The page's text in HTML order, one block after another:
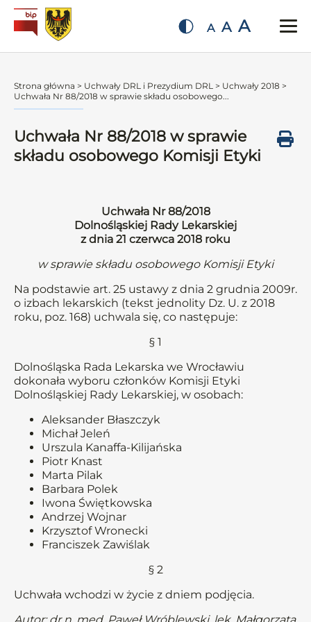
A A A
Strona główna > Uchwały DRL i Prezydium DRL > Uchwały 2018 >
Uchwała Nr 88/2018 w sprawie składu osobowego...
Uchwała Nr 88/2018 w sprawie
składu osobowego Komisji Etyki
Uchwała Nr 88/2018
Dolnośląskiej Rady Lekarskiej
z dnia 21 czerwca 2018 roku
w sprawie składu osobowego Komisji Etyki
Na podstawie art. 25 ustawy z dnia 2 grudnia 2009r.
o izbach lekarskich (tekst jednolity Dz. U. z 2018
roku, poz. 168) uchwala się, co następuje:
§ 1
Dolnośląska Rada Lekarska we Wrocławiu
dokonała wyboru członków Komisji Etyki
Dolnośląskiej Rady Lekarskiej, w osobach:
Aleksander Błaszczyk
Michał Jeleń
Urszula Kanaffa-Kilijańska
Piotr Knast
Marta Pilak
Barbara Polek
Iwona Świętkowska
Andrzej Wojnar
Krzysztof Wronecki
Franciszek Zawiślak
§ 2
Uchwała wchodzi w życie z dniem podjęcia.